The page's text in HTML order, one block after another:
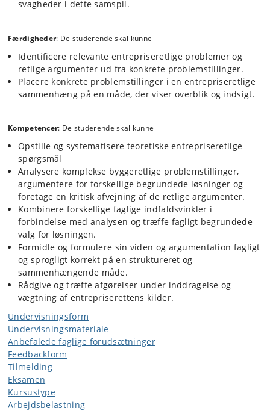
svagheder i dette samspil.
Færdigheder: De studerende skal kunne
Identificere relevante entrepriseretlige problemer og
retlige argumenter ud fra konkrete problemstillinger.
Placere konkrete problemstillinger i en entrepriseretlige
sammenhæng på en måde, der viser overblik og indsigt.
Kompetencer: De studerende skal kunne
Opstille og systematisere teoretiske entrepriseretlige
spørgsmål
Analysere komplekse byggeretlige problemstillinger,
argumentere for forskellige begrundede løsninger og
foretage en kritisk afvejning af de retlige argumenter.
Kombinere forskellige faglige indfaldsvinkler i
forbindelse med analysen og træffe fagligt begrundede
valg for løsningen.
Formidle og formulere sin viden og argumentation fagligt
og sprogligt korrekt på en struktureret og
sammenhængende måde.
Rådgive og træffe afgørelser under inddragelse og
vægtning af entrepriserettens kilder.
Undervisningsform
Undervisningsmateriale
Anbefalede faglige forudsætninger
Feedbackform
Tilmelding
Eksamen
Kursustype
Arbejdsbelastning